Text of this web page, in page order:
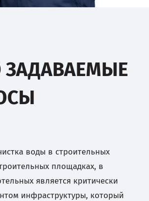
ЗАДАВАЕМЫЕ
воды в строительных
площадках, в
является критически
инфраструктуры, который